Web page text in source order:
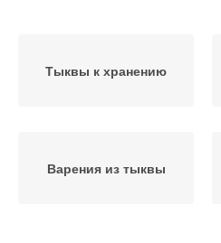
Тыквы к хранению
Варения из тыквы